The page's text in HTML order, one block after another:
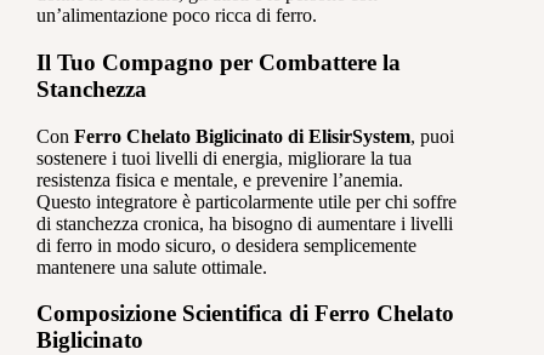
un’alimentazione poco ricca di ferro.
Il Tuo Compagno per Combattere la
Stanchezza
Con Ferro Chelato Biglicinato di ElisirSystem, puoi
sostenere i tuoi livelli di energia, migliorare la tua
resistenza fisica e mentale, e prevenire l’anemia.
Questo integratore è particolarmente utile per chi soffre
di stanchezza cronica, ha bisogno di aumentare i livelli
di ferro in modo sicuro, o desidera semplicemente
mantenere una salute ottimale.
Composizione Scientifica di Ferro Chelato
Biglicinato